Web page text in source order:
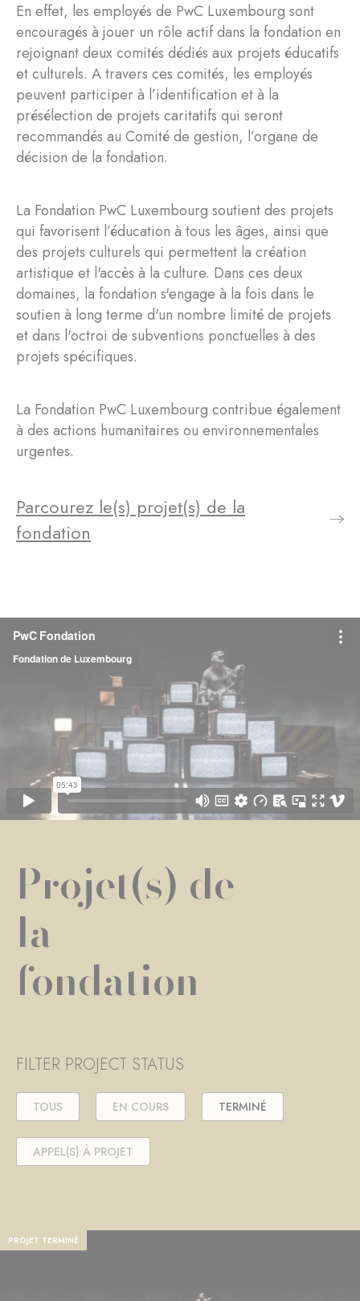
En effet, les employés de PwC Luxembourg sont
encouragés à jouer un rôle actif dans la fondation en
rejoignant deux comités dédiés aux projets éducatifs
et culturels. A travers ces comités, les employés
peuvent participer à l’identification et à la
présélection de projets caritatifs qui seront
recommandés au Comité de gestion, l’organe de
décision de la fondation.
La Fondation PwC Luxembourg soutient des projets
qui favorisent l’éducation à tous les âges, ainsi que
des projets culturels qui permettent la création
artistique et l'accès à la culture. Dans ces deux
domaines, la fondation s'engage à la fois dans le
soutien à long terme d'un nombre limité de projets
et dans l'octroi de subventions ponctuelles à des
projets spécifiques.
La Fondation PwC Luxembourg contribue également
à des actions humanitaires ou environnementales
urgentes.
Parcourez le(s) projet(s) de la
fondation
Projet(s) de
la
fondation
FILTER PROJECT STATUS
TOUS EN COURS TERMINÉ
APPEL(S) À PROJET
PROJET TERMINÉ